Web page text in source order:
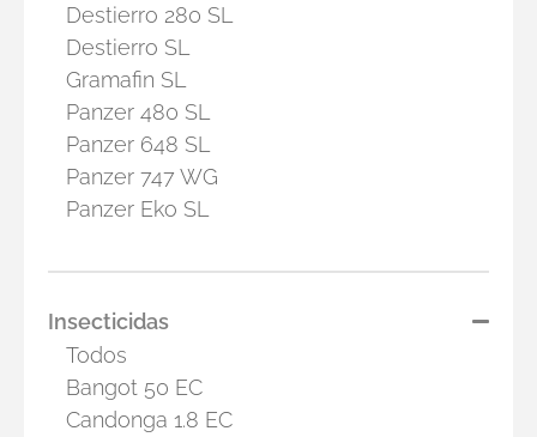
Destierro 280 SL
Destierro SL
Gramafin SL
Panzer 480 SL
Panzer 648 SL
Panzer 747 WG
Panzer Eko SL
Insecticidas
Todos
Bangot 50 EC
Candonga 1.8 EC